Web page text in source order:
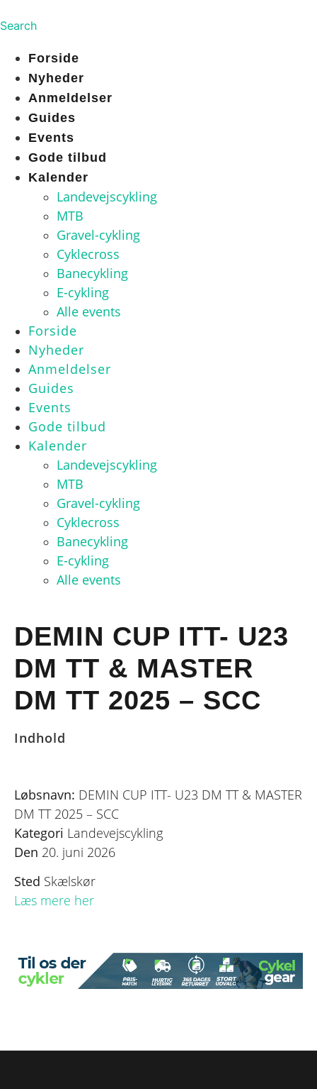
Search
Forside
Nyheder
Anmeldelser
Guides
Events
Gode tilbud
Kalender
Landevejscykling
MTB
Gravel-cykling
Cyklecross
Banecykling
E-cykling
Alle events
Forside
Nyheder
Anmeldelser
Guides
Events
Gode tilbud
Kalender
Landevejscykling
MTB
Gravel-cykling
Cyklecross
Banecykling
E-cykling
Alle events
DEMIN CUP ITT- U23
DM TT & MASTER
DM TT 2025 – SCC
Indhold
Løbsnavn: DEMIN CUP ITT- U23 DM TT & MASTER
DM TT 2025 – SCC
Kategori Landevejscykling
Den 20. juni 2026
Sted Skælskør
Læs mere her